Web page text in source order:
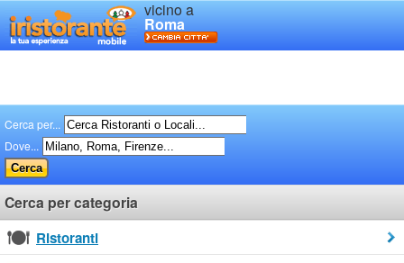
vicino a
Roma
Cerca per...
Dove...
Cerca per categoria
Ristoranti